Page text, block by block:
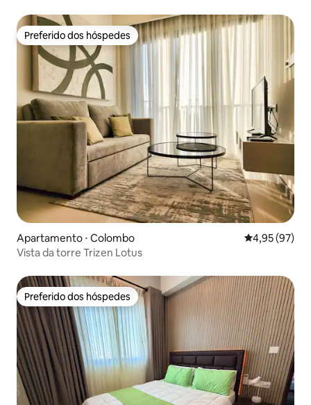
Preferido dos hóspedes
Preferido dos hóspedes
Apartamento ⋅ Colombo 4,95 de uma
4,95 (97)
Vista da torre Trizen Lotus
Preferido dos hóspedes
Preferido dos hóspedes